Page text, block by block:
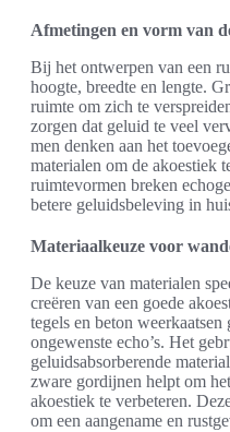
Afmetingen en vorm van
Bij het ontwerpen van een
hoogte, breedte en lengte.
ruimte om zich te
zorgen dat geluid te veel
men denken aan het
materialen om de akoestiek
ruimtevormen breken
betere geluidsbeleving in
Materiaalkeuze voor
De keuze van materialen
creëren van een goede
tegels en beton
ongewenste echo’s. Het
geluidsabsorberende
zware gordijnen helpt om
akoestiek te verbeteren.
om een aangename en